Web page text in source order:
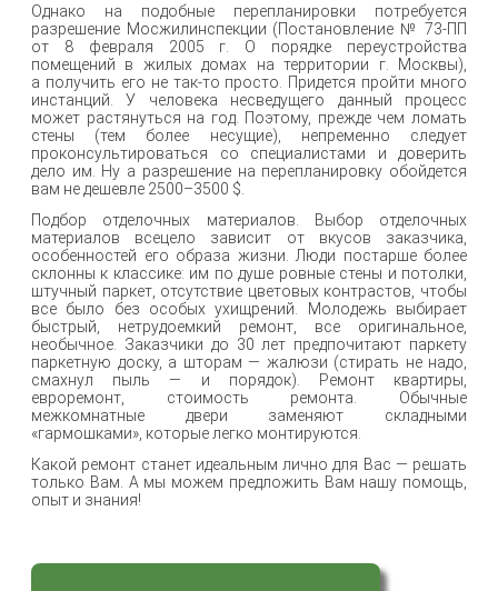
Однако на подобные перепланировки потребуется
разрешение Мосжилинспекции (Постановление № 73-ПП
от 8 февраля 2005 г. О порядке переустройства
помещений в жилых домах на территории г. Москвы),
а получить его не так-то просто. Придется пройти много
инстанций. У человека несведущего данный процесс
может растянуться на год. Поэтому, прежде чем ломать
стены (тем более несущие), непременно следует
проконсультироваться со специалистами и доверить
дело им. Ну а разрешение на перепланировку обойдется
вам не дешевле 2500–3500 $.
Подбор отделочных материалов. Выбор отделочных
материалов всецело зависит от вкусов заказчика,
особенностей его образа жизни. Люди постарше более
склонны к классике: им по душе ровные стены и потолки,
штучный паркет, отсутствие цветовых контрастов, чтобы
все было без особых ухищрений. Молодежь выбирает
быстрый, нетрудоемкий ремонт, все оригинальное,
необычное. Заказчики до 30 лет предпочитают паркету
паркетную доску, а шторам — жалюзи (стирать не надо,
смахнул пыль — и порядок). Ремонт квартиры,
евроремонт, стоимость ремонта. Обычные
межкомнатные двери заменяют складными
«гармошками», которые легко монтируются.
Какой ремонт станет идеальным лично для Вас — решать
только Вам. А мы можем предложить Вам нашу помощь,
опыт и знания!